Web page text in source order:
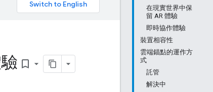
在現實世界中保
留 AR 體驗
即時協作體驗
裝置相容性
雲端錨點的運作方
式
託管
解決中
bookmark_border